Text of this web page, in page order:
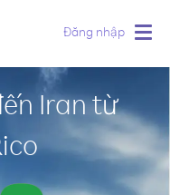
Đăng nhập
Iran từ